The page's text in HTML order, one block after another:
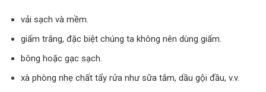
vải sạch và mềm.
giấm trắng, đặc biệt chúng ta không nên dùng giấm.
bông hoặc gạc sạch.
xà phòng nhẹ chất tẩy rửa như sữa tắm, dầu gội đầu, v.v.